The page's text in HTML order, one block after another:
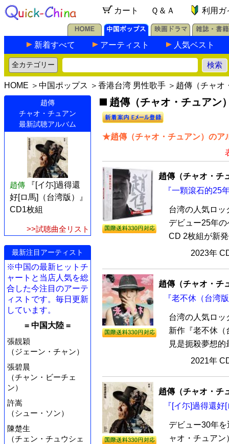
カート Ｑ＆Ａ 利用ガ
新着すべて アーティスト 人気ベスト
HOME ＞ 中国ポップス ＞ 香港台湾 男性歌手 ＞趙傳（チャオ
趙傳
チャオ・チュアン
最新試聴アルバム
趙傳
『[イ尓]過得還
好[ロ馬]（台湾版）』
CD1枚組
>>試聴曲全リスト
最新注目アーティスト
※中国の最新ヒットチ
ャートと当店人気を総
合した今注目のアーテ
ィストです。毎日更新
しています。
= 中国大陸 =
張靚穎
（ジェーン・チャン）
張碧晨
（チャン・ビーチェ
ン）
許嵩
（シュー・ソン）
陳楚生
（チェン・チュウシェ
趙傳（チャオ・チュアン
★趙傳（チャオ・チュアン）のア
趙傳（チャオ・チ
『一顆滾石的25
台湾の人気ロ
デビュー25年
CD 2枚組が新
2023年
趙傳（チャオ・チ
『老不休（台湾
台湾の人気ロッ
新作『老不休
見是扼殺夢想
2021年
趙傳（チャオ・チ
『[イ尓]過得還
デビュー30年
ャオ・チュア